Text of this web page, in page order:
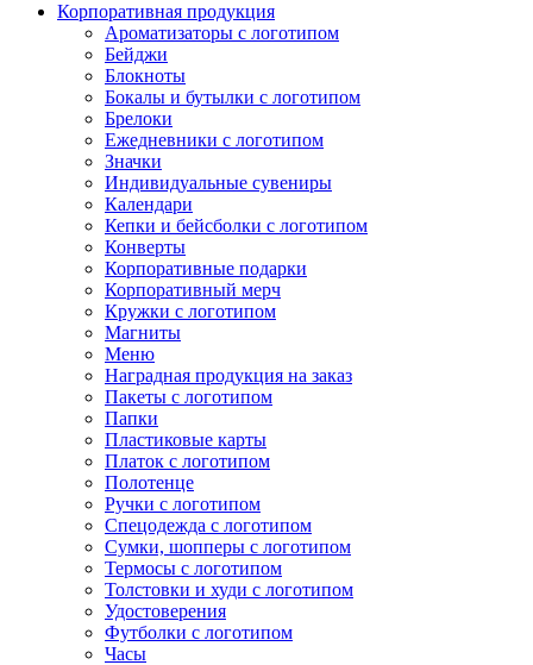
Корпоративная продукция
Ароматизаторы с логотипом
Бейджи
Блокноты
Бокалы и бутылки с логотипом
Брелоки
Ежедневники с логотипом
Значки
Индивидуальные сувениры
Календари
Кепки и бейсболки с логотипом
Конверты
Корпоративные подарки
Корпоративный мерч
Кружки с логотипом
Магниты
Меню
Наградная продукция на заказ
Пакеты с логотипом
Папки
Пластиковые карты
Платок с логотипом
Полотенце
Ручки с логотипом
Спецодежда с логотипом
Сумки, шопперы с логотипом
Термосы с логотипом
Толстовки и худи с логотипом
Удостоверения
Футболки с логотипом
Часы